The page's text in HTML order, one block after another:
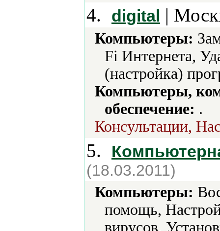
4. digital |
Компьютеры:
Fi Интернета,
(настройка)
Компьютеры,
обеспечение: .
Консультации,
5.
(18.03.2011)
Компьютеры:
помощь,
вирусов,